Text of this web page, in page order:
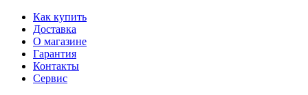
Как купить
Доставка
О магазине
Гарантия
Контакты
Сервис